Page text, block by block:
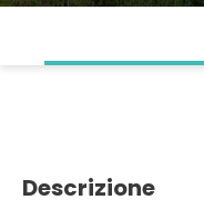
Descrizione